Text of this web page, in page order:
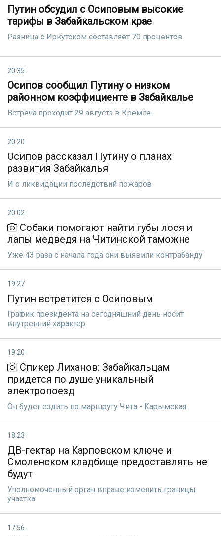
Путин обсудил с Осиповым высокие
тарифы в Забайкальском крае
Разница с Иркутском составляет 70 процентов
20:35
Осипов сообщил Путину о низком
районном коэффициенте в Забайкалье
Встреча проходит 29 августа в Кремле
20:20
Осипов рассказал Путину о планах
развития Забайкалья
И о ликвидации последствий пожаров
20:02
Собаки помогают найти губы лося и
лапы медведя на Читинской таможне
Уже 43 раза с начала года они выявили контрабанду
19:27
Путин встретится с Осиповым
График президента на сегодняшний день носит
внутренний характер
19:20
Спикер Лиханов: Забайкальцам
придется по душе уникальный
электропоезд
Он будет ездить по маршруту Чита - Карымская
18:23
ДВ-гектар на Карповском ключе и
Смоленском кладбище предоставлять не
будут
Уполномоченный орган вправе изменить границы
участка
17:56